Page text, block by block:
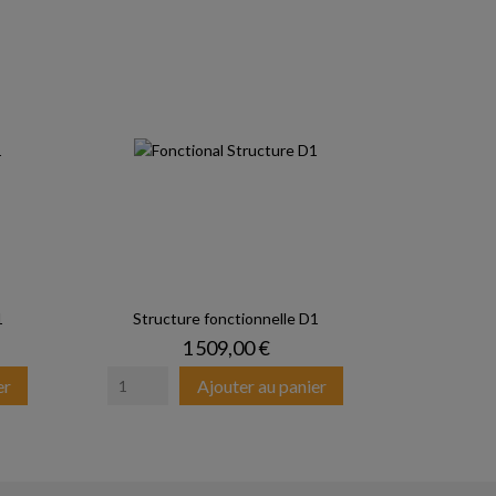
Structure fonctionnelle D1
Prix
1 509,00 €
Ajouter au panier